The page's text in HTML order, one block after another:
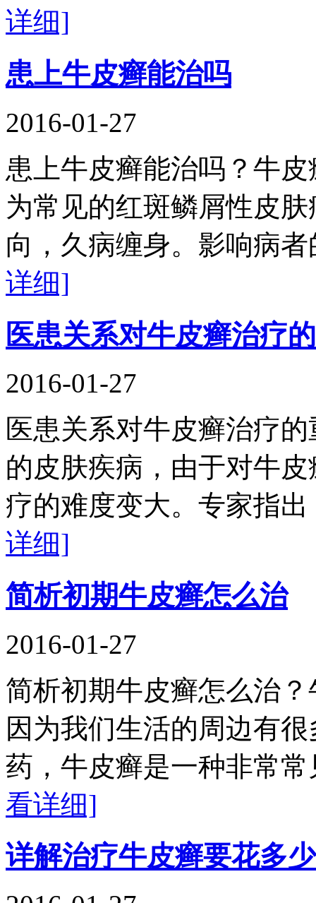
详细]
患上牛皮癣能治吗
2016-01-27
患上牛皮癣能治吗？牛
为常见的红斑鳞屑性皮
向，久病缠身。影响病
详细]
医患关系对牛皮癣治疗
2016-01-27
医患关系对牛皮癣治疗
的皮肤疾病，由于对牛
疗的难度变大。专家指
详细]
简析初期牛皮癣怎么治
2016-01-27
简析初期牛皮癣怎么治
因为我们生活的周边有
药，牛皮癣是一种非常
看详细]
详解治疗牛皮癣要花多